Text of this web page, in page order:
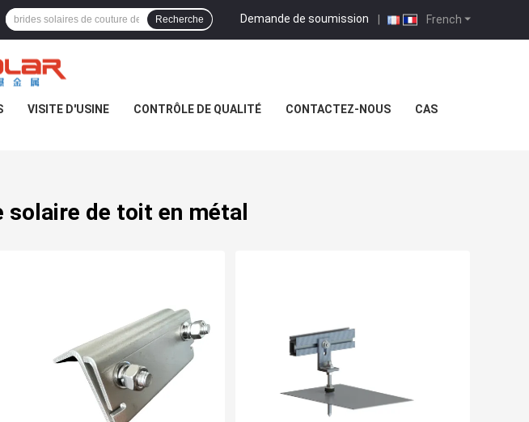
French
Demande de soumission |
Recherche
VISITE D'USINE CONTRÔLE DE QUALITÉ CONTACTEZ-NOUS CAS
solaire de toit en métal